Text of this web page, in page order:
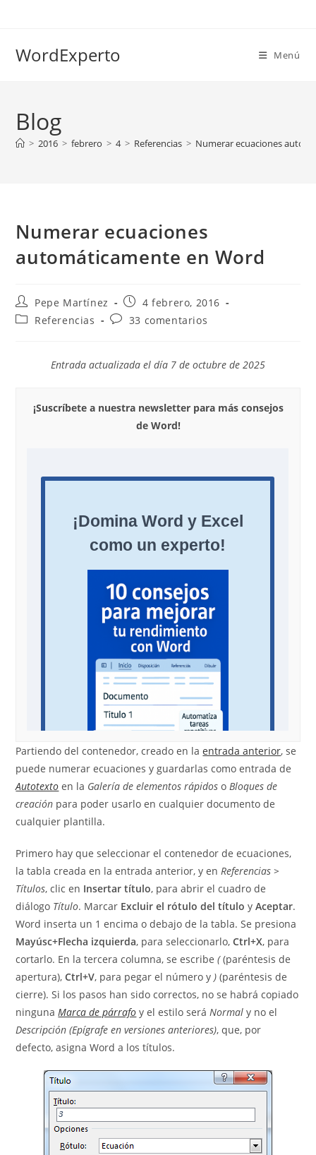
WordExperto Menú
Blog
> 2016 > febrero > 4 > Referencias > Numerar ecuaciones
Numerar ecuaciones
automáticamente en Word
Autor
de
la
Pepe Martínez
Publicación
de
la
4 febrero, 2016
Categoría
entrada:
Referencias
Comentarios
entrada:
33 comentarios
Entrada actualizada el día 7 de octubre de 2025
¡Suscríbete a nuestra newsletter para más consejos
de Word!
Partiendo del contenedor, creado en laentrada anterior, se
puede numerar ecuaciones y guardarlas como entrada de
Autotexto en la Galería de elementos rápidos oBloques de
creación para poder usarlo en cualquier documento de
cualquier plantilla.
Primero hay que seleccionar el contenedor de ecuaciones,
la tabla creada en la entrada anterior, y enReferencias >
Títulos, clic en Insertar título, para abrir el cuadro de
diálogo Título. Marcar Excluir el rótulo del título yAceptar.
Word inserta un 1 encima o debajo de la tabla. Se presiona
Mayúsc+Flecha izquierda, para seleccionarlo,Ctrl+X, para
cortarlo. En la tercera columna, se escribe ((paréntesis de
apertura),Ctrl+V, para pegar el número y ) (paréntesis de
cierre). Si los pasos han sido correctos, no se habrá copiado
ningunaMarca de párrafo y el estilo seráNormal y no el
Descripción (Epígrafe en versiones anteriores), que, por
defecto, asigna Word a los títulos.